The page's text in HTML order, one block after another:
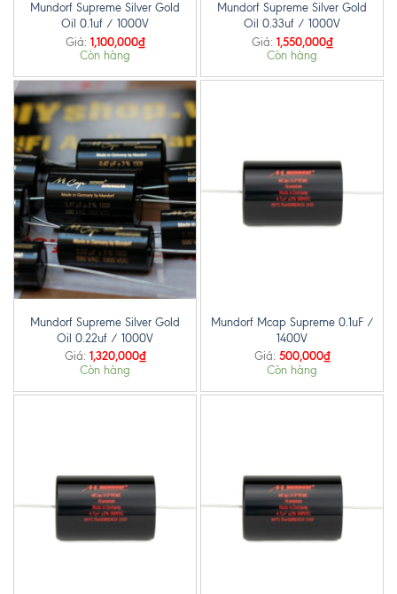
Mundorf Supreme Silver Gold
Oil 0.1uf / 1000V
Giá: 1,100,000₫
Còn hàng
Mundorf Supreme Silver Gold
Oil 0.33uf / 1000V
Giá: 1,550,000₫
Còn hàng
Mundorf Supreme Silver Gold
Oil 0.22uf / 1000V
Giá: 1,320,000₫
Còn hàng
Mundorf Mcap Supreme 0.1uF /
1400V
Giá: 500,000₫
Còn hàng